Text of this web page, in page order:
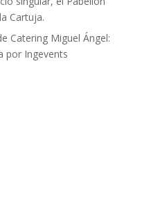
Cartuja.
Catering Miguel Ángel:
por Ingevents